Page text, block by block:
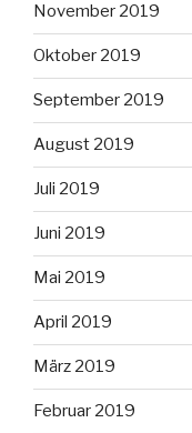
November 2019
Oktober 2019
September 2019
August 2019
Juli 2019
Juni 2019
Mai 2019
April 2019
März 2019
Februar 2019